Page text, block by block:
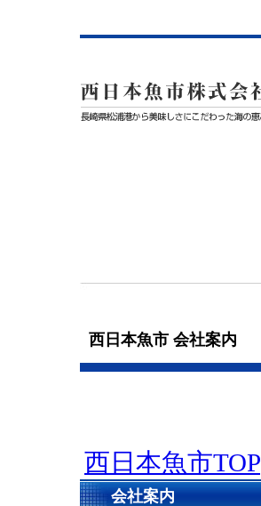
西日本魚市 会社案内
西日本魚市TOP
会社案内